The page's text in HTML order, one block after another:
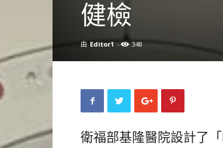
健檢
由 Editor1 - 348
衛福部基隆醫院設計了